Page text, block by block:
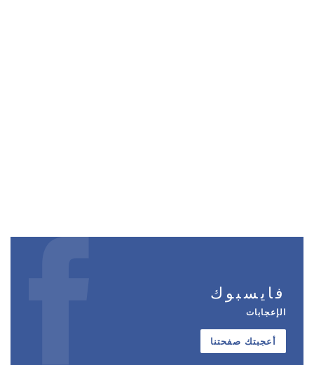
فايسبوك
الإعجابات
أعجبتك صفحتنا